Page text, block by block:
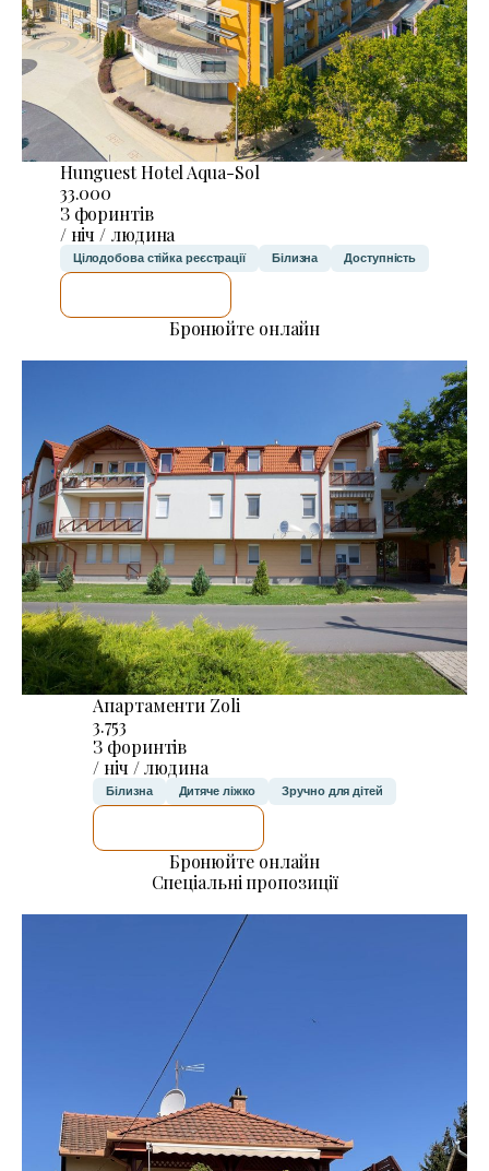
Hunguest Hotel Aqua-Sol
33.000
З форинтів
/ ніч / людина
Цілодобова стійка реєстрації Білизна Доступність
Бронюйте онлайн
Апартаменти Zoli
3.753
З форинтів
/ ніч / людина
Білизна Дитяче ліжко Зручно для дітей
Бронюйте онлайн
Спеціальні пропозиції